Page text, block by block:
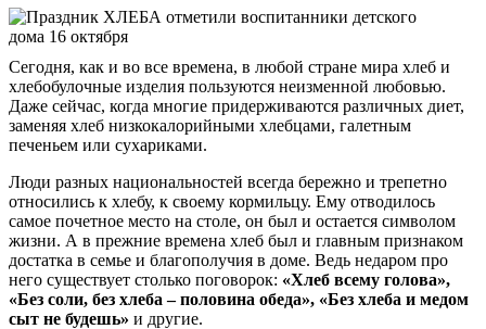
Сегодня, как и во все времена, в любой стране мира хлеб и
хлебобулочные изделия пользуются неизменной любовью.
Даже сейчас, когда многие придерживаются различных диет,
заменяя хлеб низкокалорийными хлебцами, галетным
печеньем или сухариками.
Люди разных национальностей всегда бережно и трепетно
относились к хлебу, к своему кормильцу. Ему отводилось
самое почетное место на столе, он был и остается символом
жизни. А в прежние времена хлеб был и главным признаком
достатка в семье и благополучия в доме. Ведь недаром про
него существует столько поговорок: «Хлеб всему голова»,
«Без соли, без хлеба – половина обеда», «Без хлеба и медом
сыт не будешь» и другие.